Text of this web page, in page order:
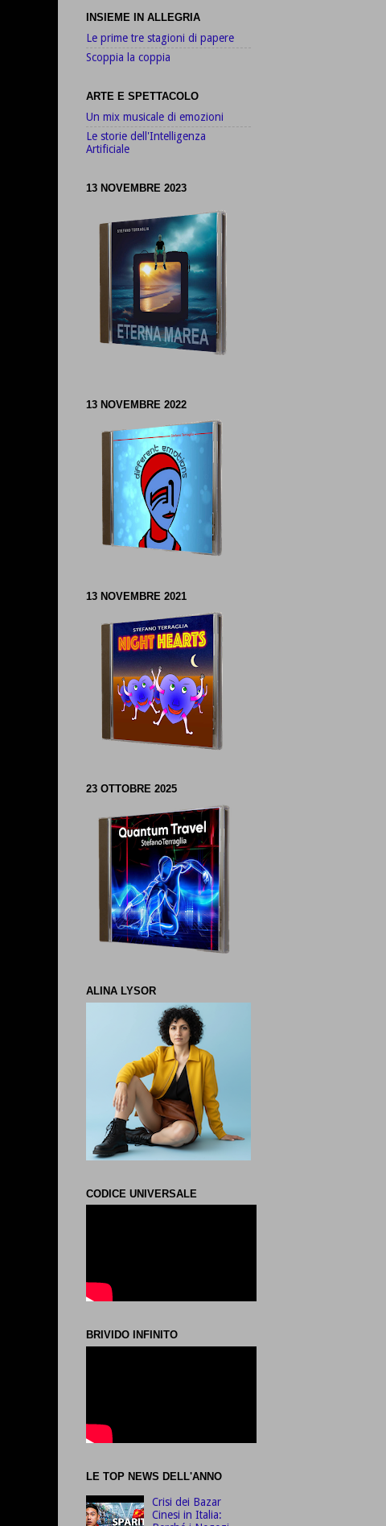
INSIEME IN ALLEGRIA
Le prime tre stagioni di papere
Scoppia la coppia
ARTE E SPETTACOLO
Un mix musicale di emozioni
Le storie dell'Intelligenza
Artificiale
13 NOVEMBRE 2023
13 NOVEMBRE 2022
13 NOVEMBRE 2021
23 OTTOBRE 2025
ALINA LYSOR
CODICE UNIVERSALE
BRIVIDO INFINITO
LE TOP NEWS DELL'ANNO
Crisi dei Bazar
Cinesi in Italia: